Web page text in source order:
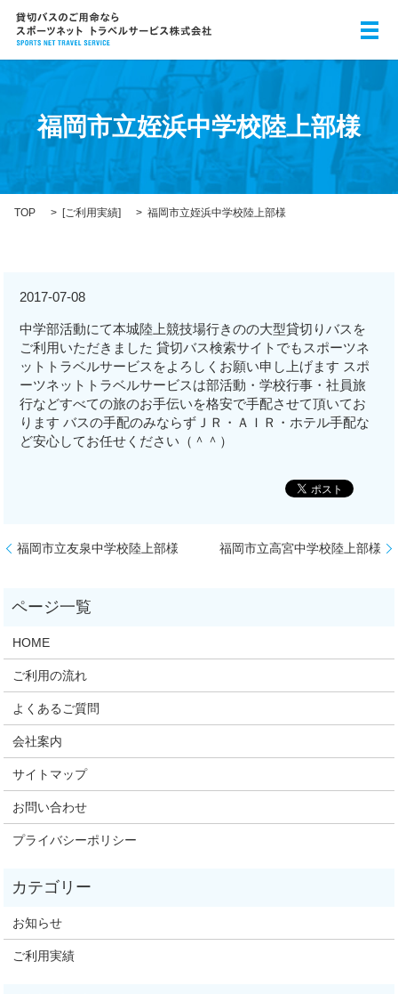
メ
福岡市立姪浜中学校陸上部様
TOP [ご利用実績] 福岡市立姪浜中学校陸上部様
2017-07-08
中学部活動にて本城陸上競技場行きのの大型貸切りバスを
ご利用いただきました 貸切バス検索サイトでもスポーツネ
ットトラベルサービスをよろしくお願い申し上げます スポ
ーツネットトラベルサービスは部活動・学校行事・社員旅
行などすべての旅のお手伝いを格安で手配させて頂いてお
ります バスの手配のみならずＪＲ・ＡＩＲ・ホテル手配な
ど安心してお任せください（＾＾）
福岡市立友泉中学校陸上部様 福岡市立高宮中学校陸上部様
HOME
ご利用の流れ
よくあるご質問
会社案内
サイトマップ
お問い合わせ
プライバシーポリシー
お知らせ
ご利用実績